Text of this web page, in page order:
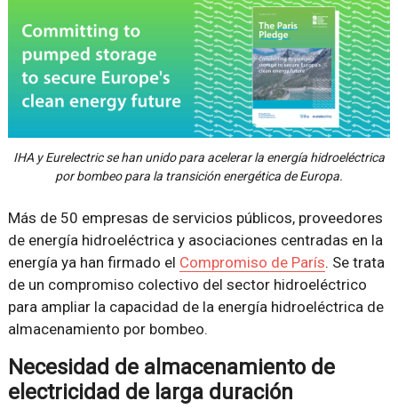
IHA y Eurelectric se han unido para acelerar la energía hidroeléctrica
por bombeo para la transición energética de Europa.
Más de 50 empresas de servicios públicos, proveedores
de energía hidroeléctrica y asociaciones centradas en la
energía ya han firmado el Compromiso de París. Se trata
de un compromiso colectivo del sector hidroeléctrico
para ampliar la capacidad de la energía hidroeléctrica de
almacenamiento por bombeo.
Necesidad de almacenamiento de
electricidad de larga duración